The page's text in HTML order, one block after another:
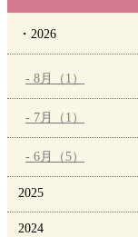
・2026
- 8月（1）
- 7月（1）
- 6月（5）
2025
2024